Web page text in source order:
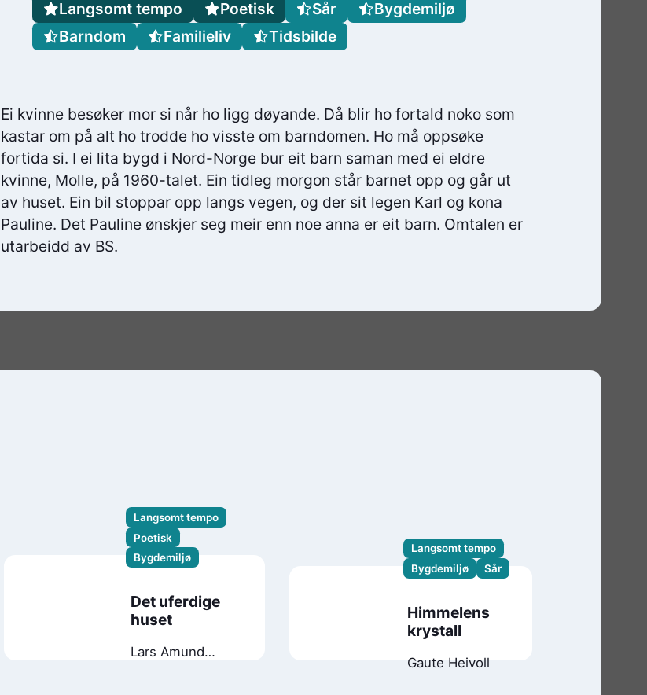
Ei kvinne besøker mor si når ho ligg døyande. Då blir ho fortald noko som
kastar om på alt ho trodde ho visste om barndomen. Ho må oppsøke
fortida si. I ei lita bygd i Nord-Norge bur eit barn saman med ei eldre
kvinne, Molle, på 1960-talet. Ein tidleg morgon står barnet opp og går ut
av huset. Ein bil stoppar opp langs vegen, og der sit legen Karl og kona
Pauline. Det Pauline ønskjer seg meir enn noe anna er eit barn. Omtalen er
utarbeidd av BS.
Langsomt tempo Poetisk Sår
Bygdemiljø
Barndom
Familieliv Tidsbilde
Langsomt tempo
Poetisk
Bygdemiljø
Det uferdige
huset
Lars Amund
Langsomt tempo
Bygdemiljø
Sår
Himmelens
krystall
Gaute Heivoll